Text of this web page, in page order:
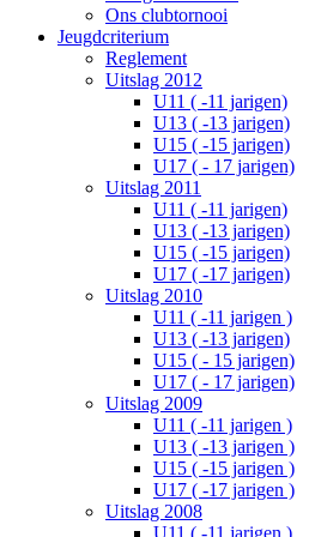
Ons clubtornooi
Jeugdcriterium
Reglement
Uitslag 2012
U11 ( -11 jarigen)
U13 ( -13 jarigen)
U15 ( -15 jarigen)
U17 ( - 17 jarigen)
Uitslag 2011
U11 ( -11 jarigen)
U13 ( -13 jarigen)
U15 ( -15 jarigen)
U17 ( -17 jarigen)
Uitslag 2010
U11 ( -11 jarigen )
U13 ( -13 jarigen)
U15 ( - 15 jarigen)
U17 ( - 17 jarigen)
Uitslag 2009
U11 ( -11 jarigen )
U13 ( -13 jarigen )
U15 ( -15 jarigen )
U17 ( -17 jarigen )
Uitslag 2008
U11 ( -11 jarigen )